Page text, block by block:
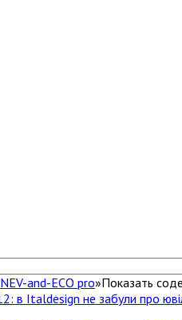
NEV-and-ECO pro»Показать